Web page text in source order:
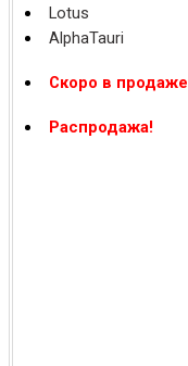
Lotus
AlphaTauri
Скоро в продаже
Распродажа!